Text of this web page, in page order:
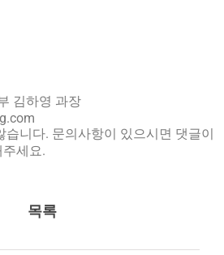
김하영 과장
습니다. 문의사항이 있으시면 댓글이
세요.
목록